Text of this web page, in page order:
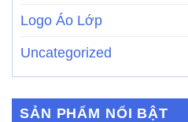
Logo Áo Lớp
Uncategorized
SẢN PHẨM NỔI BẬT